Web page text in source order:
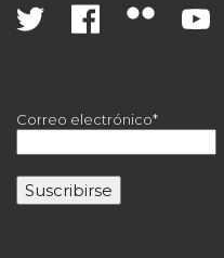
Correo electrónico*